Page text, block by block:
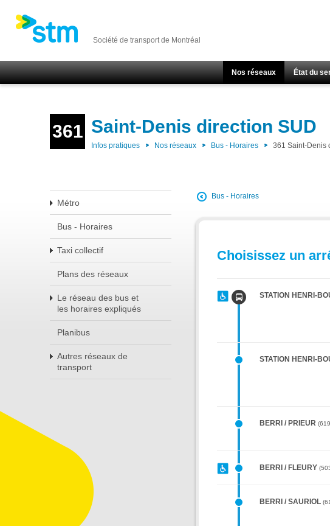
Société de transport de Montréal
Nos réseaux État du
361 Saint-Denis direction SUD
Infos pratiques Nos réseaux Bus - Horaires 361 Saint-Denis
Métro
Bus - Horaires
Taxi collectif
Plans des réseaux
Le réseau des bus et
les horaires expliqués
Planibus
Autres réseaux de
transport
Bus - Horaires
Choisissez un
STATION HENRI-
STATION HENRI-
BERRI / PRIEUR
BERRI / FLEURY
BERRI / SAURIOL